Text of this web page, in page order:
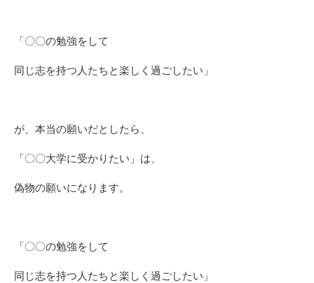
「〇〇の勉強をして
同じ志を持つ人たちと楽しく過ごしたい」
が、本当の願いだとしたら、
「〇〇大学に受かりたい」は、
偽物の願いになります。
「〇〇の勉強をして
同じ志を持つ人たちと楽しく過ごしたい」